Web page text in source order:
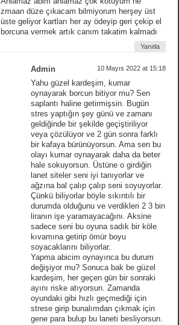
zmaan düze çıkacam bilmiyorum herşey üst
üste geliyor kartları her ay ödeyip geri çekip el
borcuna vermek artık canım takatim kalmadı
Yanıtla
Admin 10 Mayıs 2022 at 15:18
Yahu güzel kardeşim, kumar
oynayarak borcun bitiyor mu? Sen
saplantı haline getirmişsin. Bugün
stres yaptığın şey günü ve zamanı
geldiğinde bir şekilde geçiştiriliyor
veya çözülüyor ve 2 gün sonra farklı
bir kafaya bürünüyorsun. Ama sen bu
olayı kumar oynayarak daha da beter
hale sokuyorsun. Üstüne o girdiğin
lanet siteler seni iyi tanıyorlar ve
ağzına bal çalıp çalıp seni soyuyorlar.
Çünkü biliyorlar böyle sıkıntılı bir
durumda olduğunu ve verdikleri 2 3 bin
liranın işe yaramayacağını. Aksine
sadece seni bu oyuna sadık bir köle
kıvamına getirip ömür boyu
soyacaklarını biliyorlar.
Yapma abicim oynayınca bu durum
değişiyor mu? Sonuca bak be güzel
kardeşim, her geçen gün bir sonraki
ayını riske atıyorsun. Zamanda
oyundaki gibi hızlı geçmediği için
strese girip bunalımdan çıkmak için
gene para bulup bu laneti besliyorsun.